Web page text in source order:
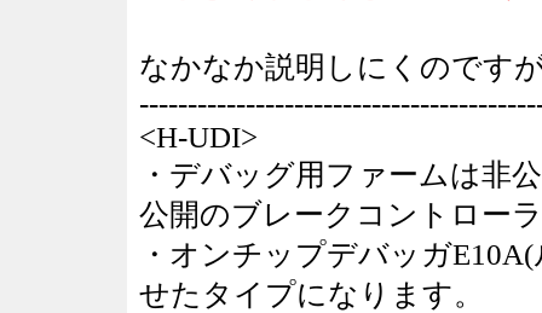
なかなか説明しにくのです
<H-UDI>
・デバッグ用ファームは非
公開のブレークコントロー
・オンチップデバッガ
せたタイプになります。